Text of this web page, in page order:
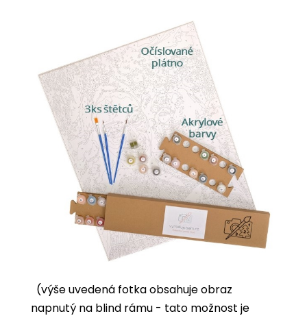
(výše uvedená fotka obsahuje obraz
napnutý na blind rámu - tato možnost je